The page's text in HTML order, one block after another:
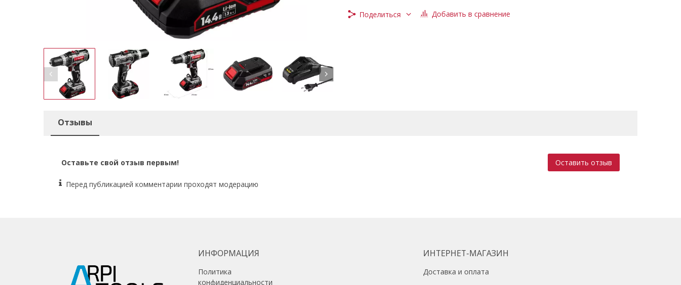
Макс. число оборотов холостого хода
Поделиться Добавить в сравнение
Отзывы
Оставьте свой отзыв первым! Оставить отзыв
Перед публикацией комментарии проходят модерацию
ИНФОРМАЦИЯ
Политика
конфиденциальности
ИНТЕРНЕТ-МАГАЗИН
Доставка и оплата